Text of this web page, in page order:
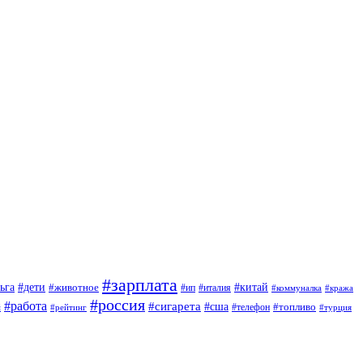
#дети #животное #зарплата #ип #италия #китай #коммуналка #кража
#работа #рейтинг #россия #сигарета #сша #телефон #топливо #турция